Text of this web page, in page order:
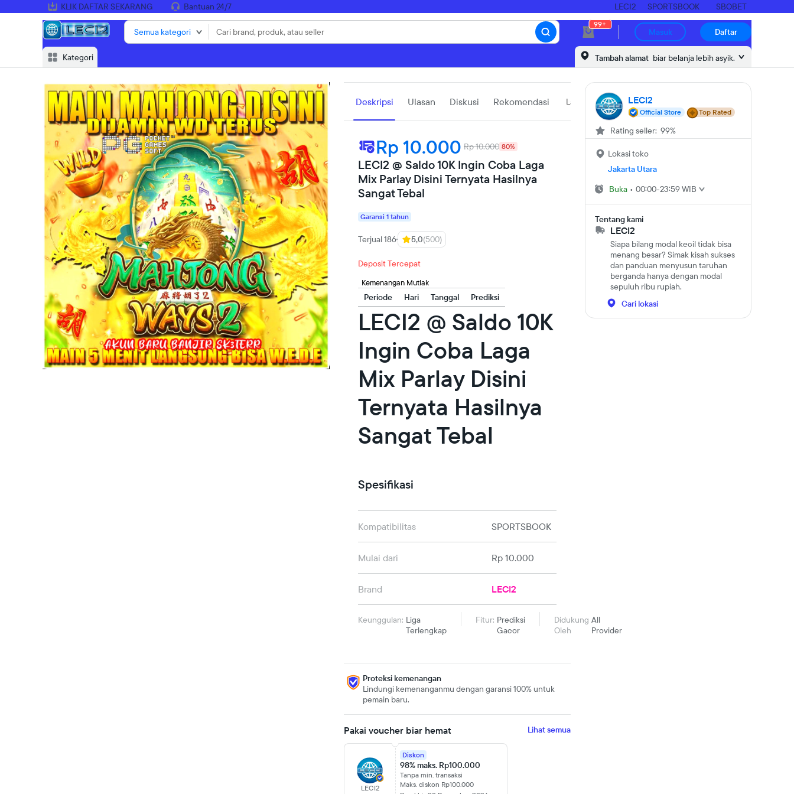
KLIK DAFTAR SEKARANG Bantuan 24/7 LECI2 SPORTSBOOK SBOBET
Kategori
Semua kategori
99+
Masuk Daftar
Tambah alamat biar belanja lebih asyik.
Deskripsi Ulasan Diskusi Rekomendasi Laporkan produk
Rp 10.000 Rp 10.000 80%
LECI2 @ Saldo 10K Ingin Coba Laga
Mix Parlay Disini Ternyata Hasilnya
Sangat Tebal
Garansi 1 tahun
Terjual 186 5,0(500)
Deposit Tercepat
Kemenangan Mutlak
Periode Hari Tanggal Prediksi
LECI2 @ Saldo 10K
Ingin Coba Laga
Mix Parlay Disini
Ternyata Hasilnya
Sangat Tebal
Spesifikasi
Kompatibilitas SPORTSBOOK
Mulai dari Rp 10.000
Brand LECI2
Keunggulan: Liga
Terlengkap
Fitur: Prediksi
Gacor
Didukung
Oleh
All
Provider
Proteksi kemenangan
Lindungi kemenanganmu dengan garansi 100% untuk
pemain baru.
Pakai voucher biar hemat Lihat semua
LECI2
Diskon
98% maks. Rp100.000
Tanpa min. transaksi
Maks. diskon Rp100.000
LECI2
Official Store Top Rated
Rating seller: 99%
Lokasi toko
Jakarta Utara
Buka • 00:00-23:59 WIB
Tentang kami
LECI2
Siapa bilang modal kecil tidak bisa
menang besar? Simak kisah sukses
dan panduan menyusun taruhan
berganda hanya dengan modal
sepuluh ribu rupiah.
Cari lokasi